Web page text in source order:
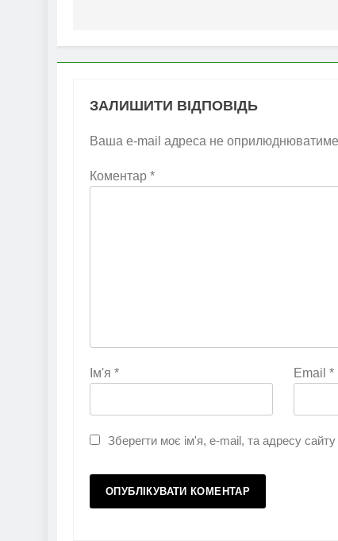
ЗАЛИШИТИ ВІДПОВІДЬ
Ваша e-mail адреса не
Коментар *
Ім'я * Email *
Зберегти моє ім'я, e-mail, та адресу